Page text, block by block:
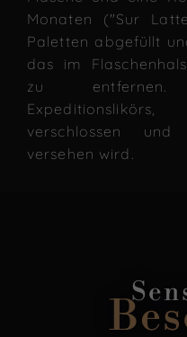
Monaten ("Sur
Paletten abgefüllt
das im
zu
verschlossen
versehen wird.